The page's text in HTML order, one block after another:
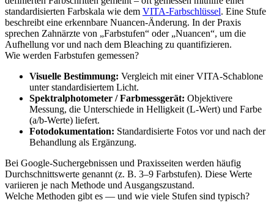
standardisierten Farbskala wie dem VITA-Farbschlüssel. Eine Stufe
beschreibt eine erkennbare Nuancen-Änderung. In der Praxis
sprechen Zahnärzte von „Farbstufen“ oder „Nuancen“, um die
Aufhellung vor und nach dem Bleaching zu quantifizieren.
Wie werden Farbstufen gemessen?
Visuelle Bestimmung: Vergleich mit einer VITA-Schablone
unter standardisiertem Licht.
Spektralphotometer / Farbmessgerät: Objektivere
Messung, die Unterschiede in Helligkeit (L-Wert) und Farbe
(a/b-Werte) liefert.
Fotodokumentation: Standardisierte Fotos vor und nach der
Behandlung als Ergänzung.
Bei Google-Suchergebnissen und Praxisseiten werden häufig
Durchschnittswerte genannt (z. B. 3–9 Farbstufen). Diese Werte
variieren je nach Methode und Ausgangszustand.
Welche Methoden gibt es — und wie viele Stufen sind typisch?